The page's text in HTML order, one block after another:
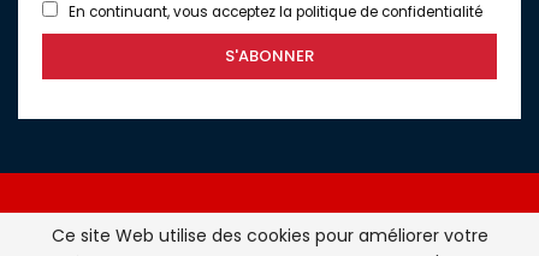
En continuant, vous acceptez la politique de confidentialité
Ce site Web utilise des cookies pour améliorer votre